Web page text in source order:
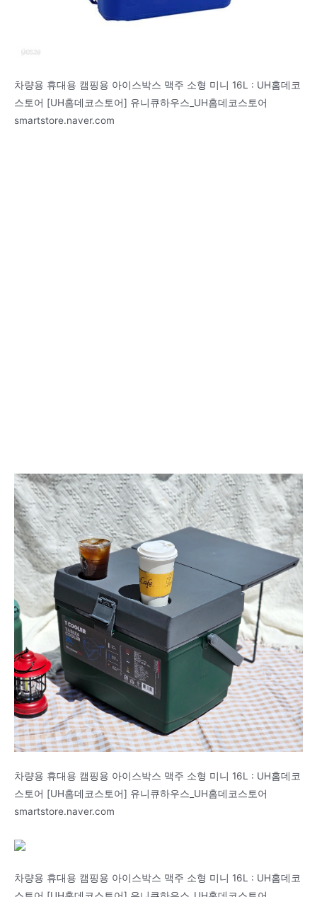
차량용 휴대용 캠핑용 아이스박스 맥주 소형 미니 16L : UH홈데코
스토어 [UH홈데코스토어] 유니큐하우스_UH홈데코스토어
smartstore.naver.com
차량용 휴대용 캠핑용 아이스박스 맥주 소형 미니 16L : UH홈데코
스토어 [UH홈데코스토어] 유니큐하우스_UH홈데코스토어
smartstore.naver.com
차량용 휴대용 캠핑용 아이스박스 맥주 소형 미니 16L : UH홈데코